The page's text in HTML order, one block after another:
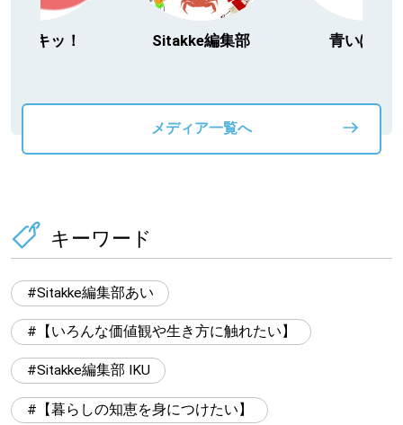
キッ！ Sitakke編集部 青いぽすと
メディア一覧へ
キーワード
Sitakke編集部あい
【いろんな価値観や生き方に触れたい】
Sitakke編集部 IKU
【暮らしの知恵を身につけたい】